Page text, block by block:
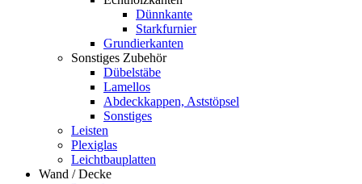
Dünnkante
Starkfurnier
Grundierkanten
Sonstiges Zubehör
Dübelstäbe
Lamellos
Abdeckkappen, Aststöpsel
Sonstiges
Leisten
Plexiglas
Leichtbauplatten
Wand / Decke